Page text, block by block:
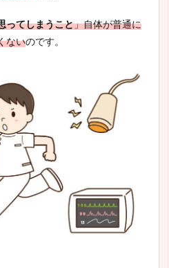
ってしまうこと」自体が普通に
ないのです。